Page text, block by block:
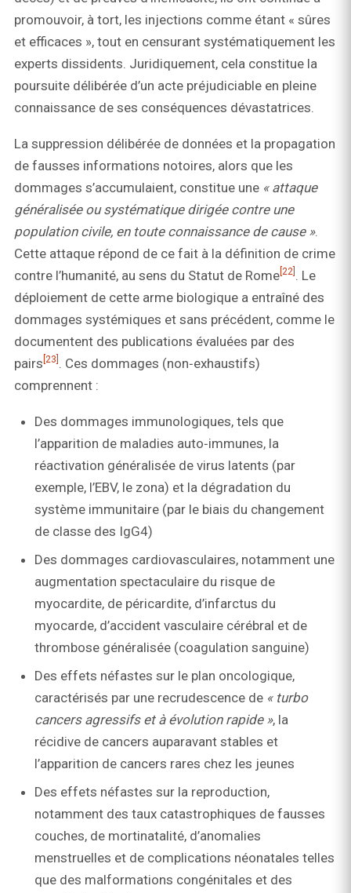
promouvoir, à tort, les injections comme étant « sûres
et efficaces », tout en censurant systématiquement les
experts dissidents. Juridiquement, cela constitue la
poursuite délibérée d’un acte préjudiciable en pleine
connaissance de ses conséquences dévastatrices.
La suppression délibérée de données et la propagation
de fausses informations notoires, alors que les
dommages s’accumulaient, constitue une « attaque
généralisée ou systématique dirigée contre une
population civile, en toute connaissance de cause ».
Cette attaque répond de ce fait à la définition de crime
contre l’humanité, au sens du Statut de Rome [22] . Le
déploiement de cette arme biologique a entraîné des
dommages systémiques et sans précédent, comme le
documentent des publications évaluées par des
pairs [23] . Ces dommages (non‑exhaustifs)
comprennent :
Des dommages immunologiques, tels que
l’apparition de maladies auto‑immunes, la
réactivation généralisée de virus latents (par
exemple, l’EBV, le zona) et la dégradation du
système immunitaire (par le biais du changement
de classe des IgG4)
Des dommages cardiovasculaires, notamment une
augmentation spectaculaire du risque de
myocardite, de péricardite, d’infarctus du
myocarde, d’accident vasculaire cérébral et de
thrombose généralisée (coagulation sanguine)
Des effets néfastes sur le plan oncologique,
caractérisés par une recrudescence de « turbo
cancers agressifs et à évolution rapide », la
récidive de cancers auparavant stables et
l’apparition de cancers rares chez les jeunes
Des effets néfastes sur la reproduction,
notamment des taux catastrophiques de fausses
couches, de mortinatalité, d’anomalies
menstruelles et de complications néonatales telles
que des malformations congénitales et des